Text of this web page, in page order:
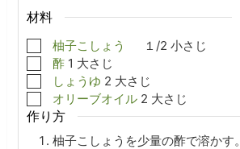
材料
▢
柚子こしょう １/2 小さじ
▢
酢 1 大さじ
▢しょうゆ 2 大さじ
▢
オリーブオイル 2 大さじ
作り方
柚子こしょうを少量の酢で溶かす。